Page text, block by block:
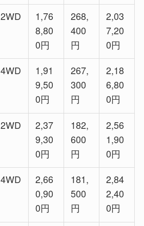
2WD
1,76
8,80
0円
268,
400
円
2,03
7,20
0​​円
4WD
1,91
9,50
0円
267,
300
円
2,18
6,80
0​円
2WD
2,37
9,30
0円
182,
600
円
2,56
1,90
0​​円
4WD
2,66
0,90
0円
181,
500
円
2,84
2,40
0​円